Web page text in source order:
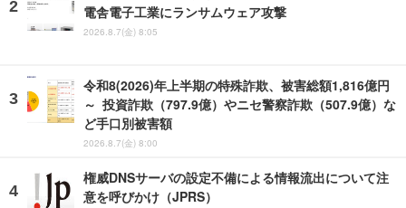
電舎電子工業にランサムウェア攻撃
2026.8.7(金) 8:05
令和8(2026)年上半期の特殊詐欺、被害総額1,816億円
～ 投資詐欺（797.9億）やニセ警察詐欺（507.9億）な
ど手口別被害額
2026.8.7(金) 8:00
権威DNSサーバの設定不備による情報流出について注
意を呼びかけ（JPRS）